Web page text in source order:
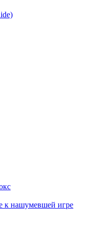
к нашумевшей игре